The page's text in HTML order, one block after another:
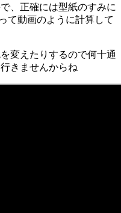
、正確には型紙のすみに
て動画のように計算して
変えたりするので何十通
きませんからね